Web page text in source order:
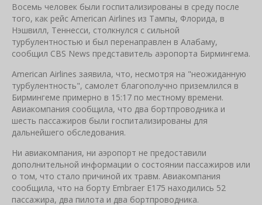
Восемь человек были госпитализированы в среду после
того, как рейс American Airlines из Тампы, Флорида, в
Нэшвилл, Теннесси, столкнулся с сильной
турбулентностью и был перенаправлен в Алабаму,
сообщил CBS News представитель аэропорта Бирмингема.
American Airlines заявила, что, несмотря на "неожиданную
турбулентность", самолет благополучно приземлился в
Бирмингеме примерно в 15:17 по местному времени.
Авиакомпания сообщила, что два бортпроводника и
шесть пассажиров были госпитализированы для
дальнейшего обследования.
Ни авиакомпания, ни аэропорт не предоставили
дополнительной информации о состоянии пассажиров или
о том, что стало причиной их травм. Авиакомпания
сообщила, что на борту Embraer E175 находились 52
пассажира, два пилота и два бортпроводника.